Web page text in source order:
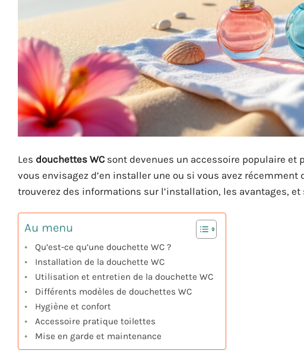
Les douchettes WCsont devenues un accessoire populaire et
vous envisagez d’en installer une ou si vous avez
trouverez des informations sur l’installation, les avantages,
Au menu
Qu’est-ce qu’une douchette WC ?
Installation de la douchette WC
Utilisation et entretien de la douchette WC
Différents modèles de douchettes WC
Hygiène et confort
Accessoire pratique toilettes
Mise en garde et maintenance